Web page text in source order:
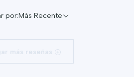
por:Más Recente
más reseñas